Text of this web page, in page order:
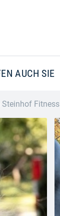
AUCH SIE
Steinhof Fitness